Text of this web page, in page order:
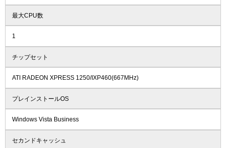
最大CPU数
1
チップセット
ATI RADEON XPRESS 1250/IXP460(667MHz)
プレインストールOS
Windows Vista Business
セカンドキャッシュ